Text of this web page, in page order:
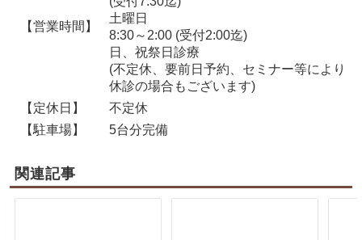
【営業時間】
土曜日
8:30～2:00 (受付2:00迄)
日、祝祭日診療
(不定休、要前日予約、セミナー等により
休診の場合もございます)
【定休日】
不定休
【駐車場】
5台分完備
関連記事